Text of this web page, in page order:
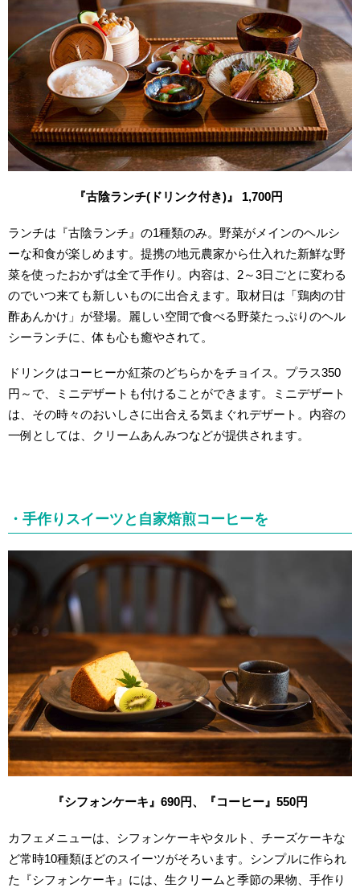
『古陰ランチ(ドリンク付き)』 1,700円
ランチは『古陰ランチ』の1種類のみ。野菜がメインのヘルシ
ーな和食が楽しめます。提携の地元農家から仕入れた新鮮な野
菜を使ったおかずは全て手作り。内容は、2～3日ごとに変わる
のでいつ来ても新しいものに出合えます。取材日は「鶏肉の甘
酢あんかけ」が登場。 麗しい空間で食べる野菜たっぷりのヘル
シーランチに、体も心も癒やされて。
ドリンクはコーヒーか紅茶のどちらかをチョイス。プラス350
円～で、ミニデザートも付けることができます。ミニデザート
は、その時々のおいしさに出合える気まぐれデザート。内容の
一例としては、クリームあんみつなどが提供されます。
・手作りスイーツと自家焙煎コーヒーを
『シフォンケーキ』690円、『コーヒー』550円
カフェメニューは、シフォンケーキやタルト、チーズケーキな
ど常時10種類ほどのスイーツがそろいます。シンプルに作られ
た『シフォンケーキ』には、生クリームと季節の果物、手作り